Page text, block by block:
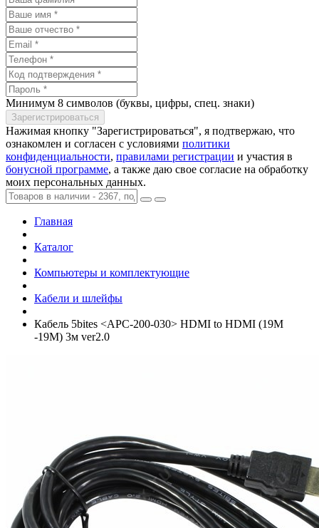
Минимум 8 символов (буквы, цифры, спец. знаки)
Нажимая кнопку "Зарегистрироваться", я подтвержаю, что
ознакомлен и согласен с условиями политики
конфиденциальности, правилами регистрации и участия в
бонусной программе, а также даю свое согласие на обработку
моих персональных данных.
Главная
Каталог
Компьютеры и комплектующие
Кабели и шлейфы
Кабель 5bites <APC-200-030> HDMI to HDMI (19M
-19M) 3м ver2.0